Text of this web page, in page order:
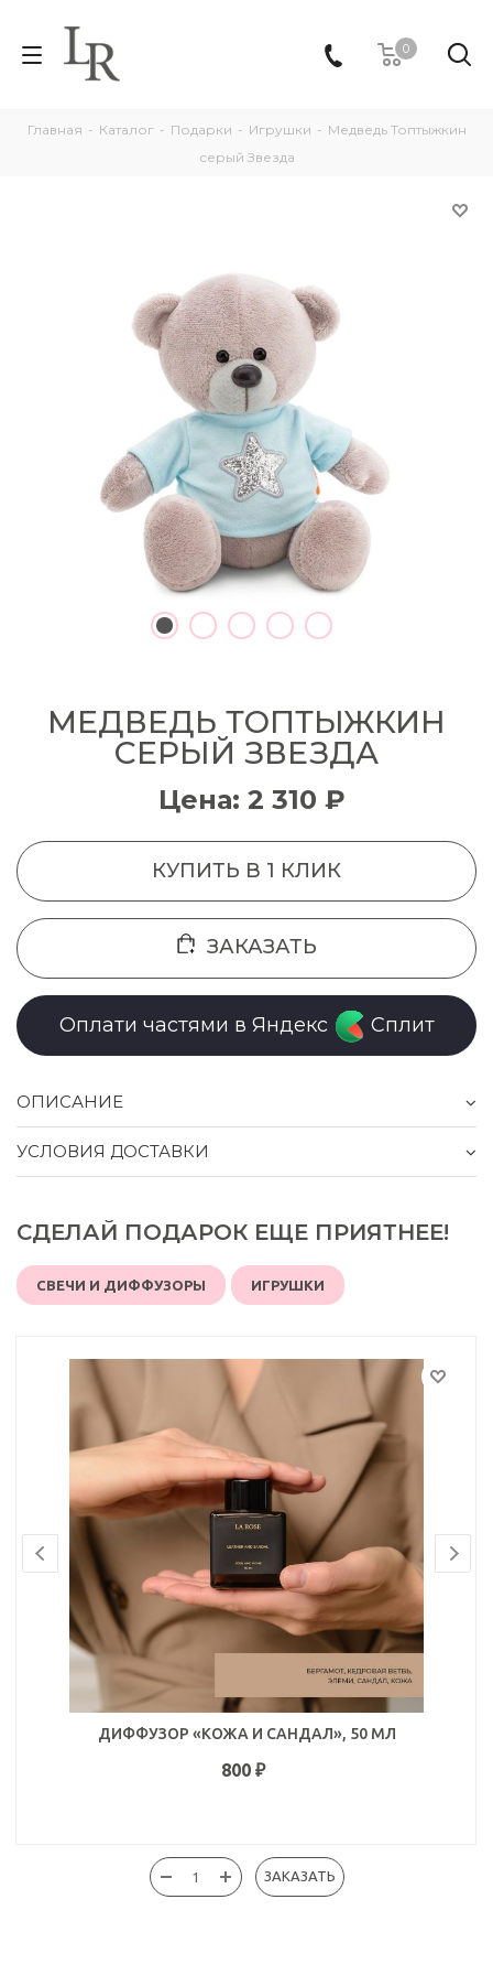
0
Главная - Каталог - Подарки - Игрушки - Медведь Топтыжкин
серый Звезда
МЕДВЕДЬ ТОПТЫЖКИН
СЕРЫЙ ЗВЕЗДА
Цена: 2 310 ₽
КУПИТЬ В 1 КЛИК
ЗАКАЗАТЬ
Оплати частями в Яндекс Сплит
ОПИСАНИЕ
УСЛОВИЯ ДОСТАВКИ
СДЕЛАЙ ПОДАРОК ЕЩЕ ПРИЯТНЕЕ!
СВЕЧИ И ДИФФУЗОРЫ ИГРУШКИ
ДИФФУЗОР «КОЖА И САНДАЛ», 50 МЛ
800₽
ЗАКАЗАТЬ